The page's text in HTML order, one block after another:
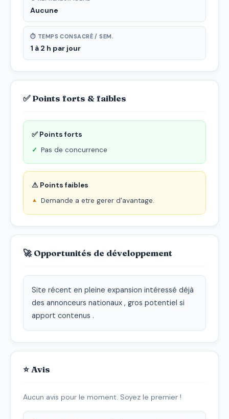
Aucune
⏱ TEMPS CONSACRÉ / SEM.
1 à 2 h par jour
✅ Points forts & faibles
✅ Points forts
Pas de concurrence
⚠ Points faibles
Demande a etre gerer d'avantage.
🚀 Opportunités de développement
Site récent en pleine expansion intéressé déjà
des annonceurs nationaux , gros potentiel si
apport contenus .
⭐ Avis
Aucun avis pour le moment. Soyez le premier !